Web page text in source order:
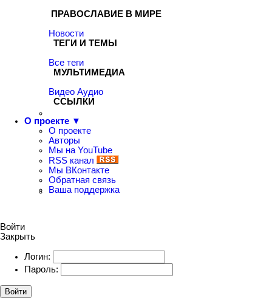
ПРАВОСЛАВИЕ В МИРЕ
Новости
ТЕГИ И ТЕМЫ
Все теги
МУЛЬТИМЕДИА
Видео Аудио
ССЫЛКИ
О проекте ▼
О проекте
Авторы
Мы на YouTube
RSS канал
Мы ВКонтакте
Обратная связь
Ваша поддержка
Войти
Закрыть
Логин:
Пароль:
Войти